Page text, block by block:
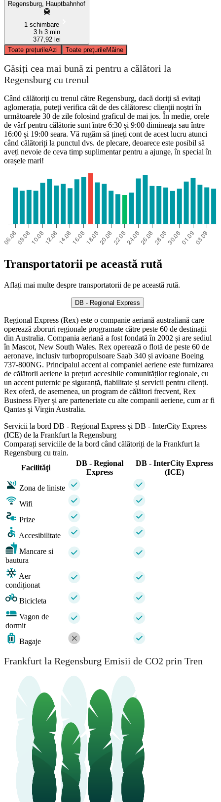
Regensburg, Hauptbahnhof
1 schimbare
3 h 3 min
377,92 lei
Toate prețurileAzi Toate prețurileMâine
Găsiți cea mai bună zi pentru a călători la
Regensburg cu trenul
Când călătoriți cu trenul către Regensburg, dacă doriți să evitați
aglomerația, puteți verifica cât de des călătoresc clienții noștri în
următoarele 30 de zile folosind graficul de mai jos. În medie, orele
de vârf pentru călătorie sunt între 6:30 și 9:00 dimineața sau între
16:00 și 19:00 seara. Vă rugăm să țineți cont de acest lucru atunci
când călătoriți la punctul dvs. de plecare, deoarece este posibil să
aveți nevoie de ceva timp suplimentar pentru a ajunge, în special în
orașele mari!
Transportatorii pe această rută
Aflați mai multe despre transportatorii de pe această rută.
DB - Regional Express
Regional Express (Rex) este o companie aeriană australiană care
operează zboruri regionale programate către peste 60 de destinații
din Australia. Compania aeriană a fost fondată în 2002 și are sediul
în Mascot, New South Wales. Rex operează o flotă de peste 60 de
aeronave, inclusiv turbopropulsoare Saab 340 și avioane Boeing
737-800NG. Principalul accent al companiei aeriene este furnizarea
de călătorii aeriene la prețuri accesibile comunităților regionale, cu
un accent puternic pe siguranță, fiabilitate și servicii pentru clienți.
Rex oferă, de asemenea, un program de călători frecvent, Rex
Business Flyer și are parteneriate cu alte companii aeriene, cum ar fi
Qantas și Virgin Australia.
Servicii la bord DB - Regional Express și DB - InterCity Express
(ICE) de la Frankfurt la Regensburg
Comparați serviciile de la bord când călătoriți de la Frankfurt la
Regensburg cu train.
Facilităţi
DB - Regional
Express
DB - InterCity Express
(ICE)
Zona de liniste
Wifi
Prize
Accesibilitate
Mancare si
bautura
Aer
condiționat
Bicicleta
Vagon de
dormit
Bagaje
Frankfurt la Regensburg Emisii de CO2 prin Tren